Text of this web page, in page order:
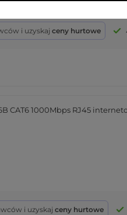
i uzyskaj ceny hurtowe
CAT6 1000Mbps RJ45
i uzyskaj ceny hurtowe